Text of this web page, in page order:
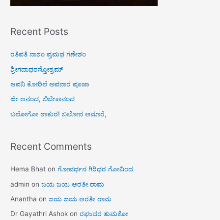
Recent Posts
ರತಿಪತಿ ನಾಶಂ ಪ್ರಮಥ ಗಣೇಶಂ
ಶ್ರೀಗದಾಧರಸ್ತೋತ್ರಮ್
ಆಪನಿ ಕೋರಿಲೆ ಅಪನಾರ ಪೂಜಾ
ಹೇ ಆನಂದ, ಬಿಬೇಕಾನಂದ
ಬಲೋಗೋ ಠಾಕುರ! ಬಲೋನ ಆಮಾರೆ,
Recent Comments
Hema Bhat onಗೋವರ್ಧನ ಗಿರಿಧರ ಗೋವಿಂದ
admin onಜಯ ಜಯ ಆರತೀ ರಾಮ
Anantha onಜಯ ಜಯ ಆರತೀ ರಾಮ
Dr Gayathri Ashok onರಘುವರ ತುಮಕೋ